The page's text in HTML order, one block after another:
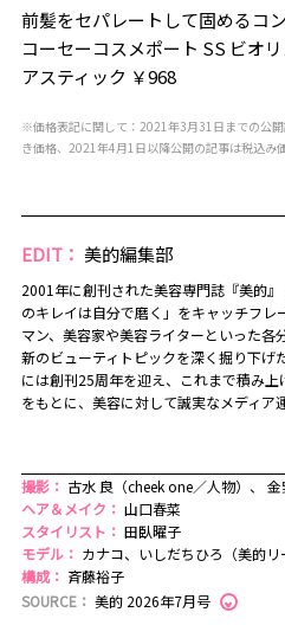
前髪をセパレートして固めるコ
コーセーコスメポート SS ビオ
アスティック ￥968
※価格表記に関して：2021年3月31日までの公
き価格、2021年4月1日以降公開の記事は税込み価
EDIT： 美的編集部
2001年に創刊された美容専門誌『美的
のキレイは自分で磨く」をキャッチフレ
マン、美容家や美容ライターといった各
新のビューティトピックを深く掘り下げ
には創刊25周年を迎え、これまで積み
をもとに、美容に対して誠実なメディア
撮影： 古水 良（cheek one／人物）、 金
ヘア＆メイク： 山口春菜
スタイリスト： 田臥曜子
モデル： カナコ、いしだちひろ（美的
構成： 斉藤裕子
SOURCE： 美的 2026年7月号